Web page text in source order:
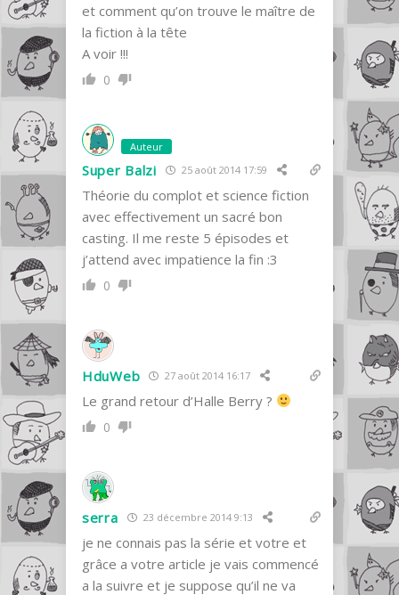
et comment qu’on trouve le maître de
la fiction à la tête
A voir !!!
0
Auteur
Super Balzi 25 août 2014 17:59
Théorie du complot et science fiction
avec effectivement un sacré bon
casting. Il me reste 5 épisodes et
j’attend avec impatience la fin :3
0
HduWeb 27 août 2014 16:17
Le grand retour d’Halle Berry ?
0
serra 23 décembre 2014 9:13
je ne connais pas la série et votre et
grâce a votre article je vais commencé
a la suivre et je suppose qu’il ne va